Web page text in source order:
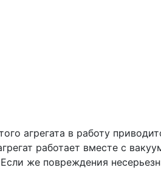
агрегата в работу
работает вместе с
же повреждения